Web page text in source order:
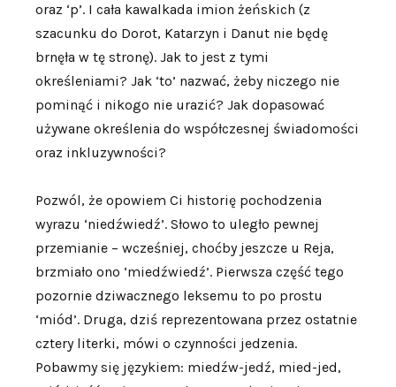
oraz ‘p’. I cała kawalkada imion żeńskich (z
szacunku do Dorot, Katarzyn i Danut nie będę
brnęła w tę stronę). Jak to jest z tymi
określeniami? Jak ‘to’ nazwać, żeby niczego nie
pominąć i nikogo nie urazić? Jak dopasować
używane określenia do współczesnej świadomości
oraz inkluzywności?
Pozwól, że opowiem Ci historię pochodzenia
wyrazu ‘niedźwiedź’. Słowo to uległo pewnej
przemianie – wcześniej, choćby jeszcze u Reja,
brzmiało ono ‘miedźwiedź’. Pierwsza część tego
pozornie dziwacznego leksemu to po prostu
‘miód’. Druga, dziś reprezentowana przez ostatnie
cztery literki, mówi o czynności jedzenia.
Pobawmy się językiem: miedźw-jedź, mied-jed,